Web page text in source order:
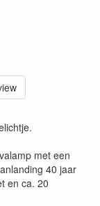
met een
40 jaar
en ca. 20